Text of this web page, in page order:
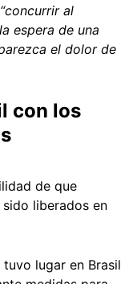
“concurrir al
espera de una
el dolor de
con los
de que
liberados en
lugar en Brasil